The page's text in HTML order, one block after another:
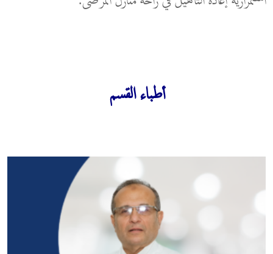
أطباء القسم